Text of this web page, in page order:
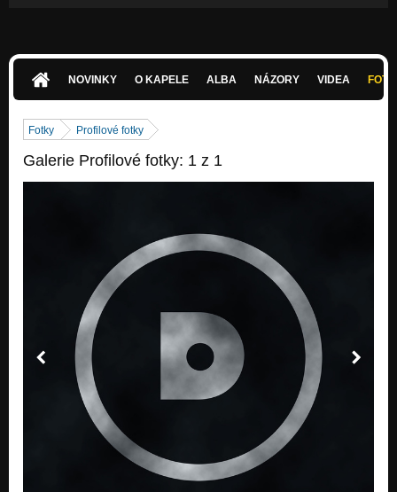
NOVINKY O KAPELE ALBA NÁZORY VIDEA
Fotky Profilové fotky
Galerie Profilové fotky: 1 z 1